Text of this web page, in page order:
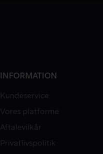
INFORMATION
Kundeservice
Vores platforme
Aftalevilkår
Privatlivspolitik